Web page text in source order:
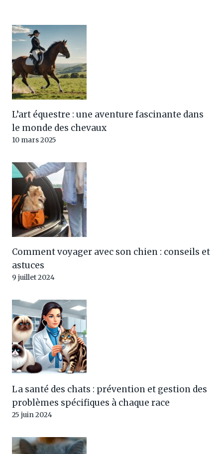
L’art équestre : une aventure fascinante dans
le monde des chevaux
10 mars 2025
Comment voyager avec son chien : conseils et
astuces
9 juillet 2024
La santé des chats : prévention et gestion des
problèmes spécifiques à chaque race
25 juin 2024